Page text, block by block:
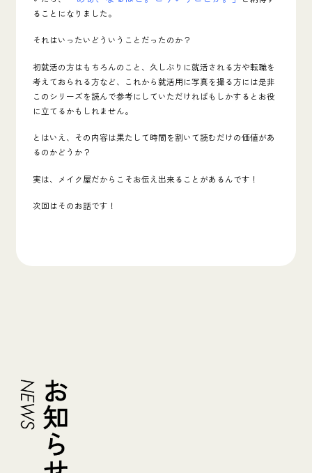
ることになりました。
それはいったいどういうことだったのか？
初就活の方はもちろんのこと、久しぶりに就活される方や転職を
考えておられる方など、これから就活用に写真を撮る方には是非
このシリーズを読んで参考にしていただければもしかするとお役
に立てるかもしれません。
とはいえ、その内容は果たして時間を割いて読むだけの価値があ
るのかどうか？
実は、メイク屋だからこそお伝え出来ることがあるんです！
次回はそのお話です！